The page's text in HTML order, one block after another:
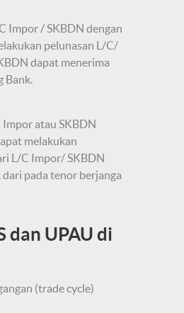
Impor / SKBDN dengan
pelunasan L/C/
dapat menerima
Bank.
atau SKBDN
melakukan
L/C Impor/ SKBDN
pada tenor berjanga
dan UPAU di
(trade cycle)